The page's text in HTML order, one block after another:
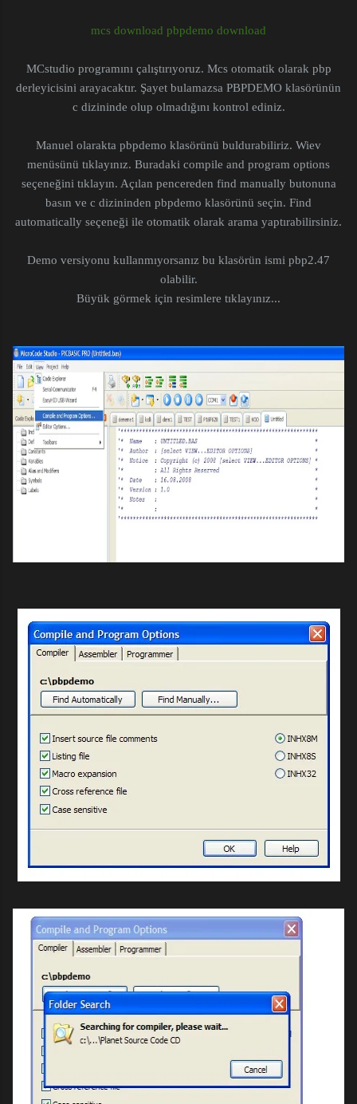
mcs download pbpdemo download
MCstudio programını çalıştırıyoruz. Mcs otomatik olarak pbp
derleyicisini arayacaktır. Şayet bulamazsa PBPDEMO klasörünün
c dizininde olup olmadığını kontrol ediniz.
Manuel olarakta pbpdemo klasörünü buldurabiliriz. Wiev
menüsünü tıklayınız. Buradaki compile and program options
seçeneğini tıklayın. Açılan pencereden find manually butonuna
basın ve c dizininden pbpdemo klasörünü seçin. Find
automatically seçeneği ile otomatik olarak arama yaptırabilirsiniz.
Demo versiyonu kullanmıyorsanız bu klasörün ismi pbp2.47
olabilir.
Büyük görmek için resimlere tıklayınız...